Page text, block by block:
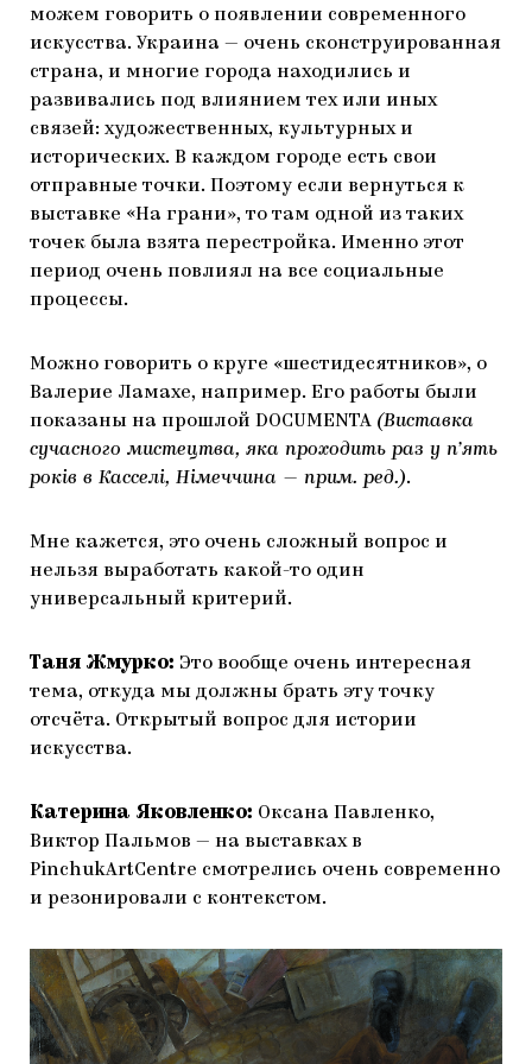
можем говорить о появлении современного
искусства. Украина — очень сконструированная
страна, и многие города находились и
развивались под влиянием тех или иных
связей: художественных, культурных и
исторических. В каждом городе есть свои
отправные точки. Поэтому если вернуться к
выставке «На грани», то там одной из таких
точек была взята перестройка. Именно этот
период очень повлиял на все социальные
процессы.
Можно говорить о круге «шестидесятников», о
Валерие Ламахе, например. Его работы были
показаны на прошлой DOCUMENTA (Виставка
сучасного мистецтва, яка проходить раз у п’ять
років в Касселі, Німеччина — прим. ред.).
Мне кажется, это очень сложный вопрос и
нельзя выработать какой-то один
универсальный критерий.
Таня Жмурко: Это вообще очень интересная
тема, откуда мы должны брать эту точку
отсчёта. Открытый вопрос для истории
искусства.
Катерина Яковленко: Оксана Павленко,
Виктор Пальмов — на выставках в
PinchukArtCentre смотрелись очень современно
и резонировали с контекстом.